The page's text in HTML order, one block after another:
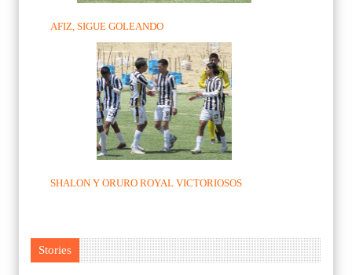
AFIZ, SIGUE GOLEANDO
SHALON Y ORURO ROYAL VICTORIOSOS
Stories